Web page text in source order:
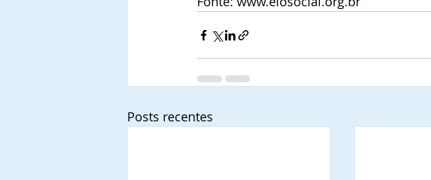
Posts recentes